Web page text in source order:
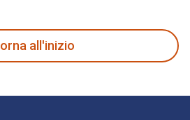
all'inizio